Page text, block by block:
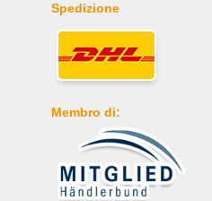
Spedizione
Membro di: